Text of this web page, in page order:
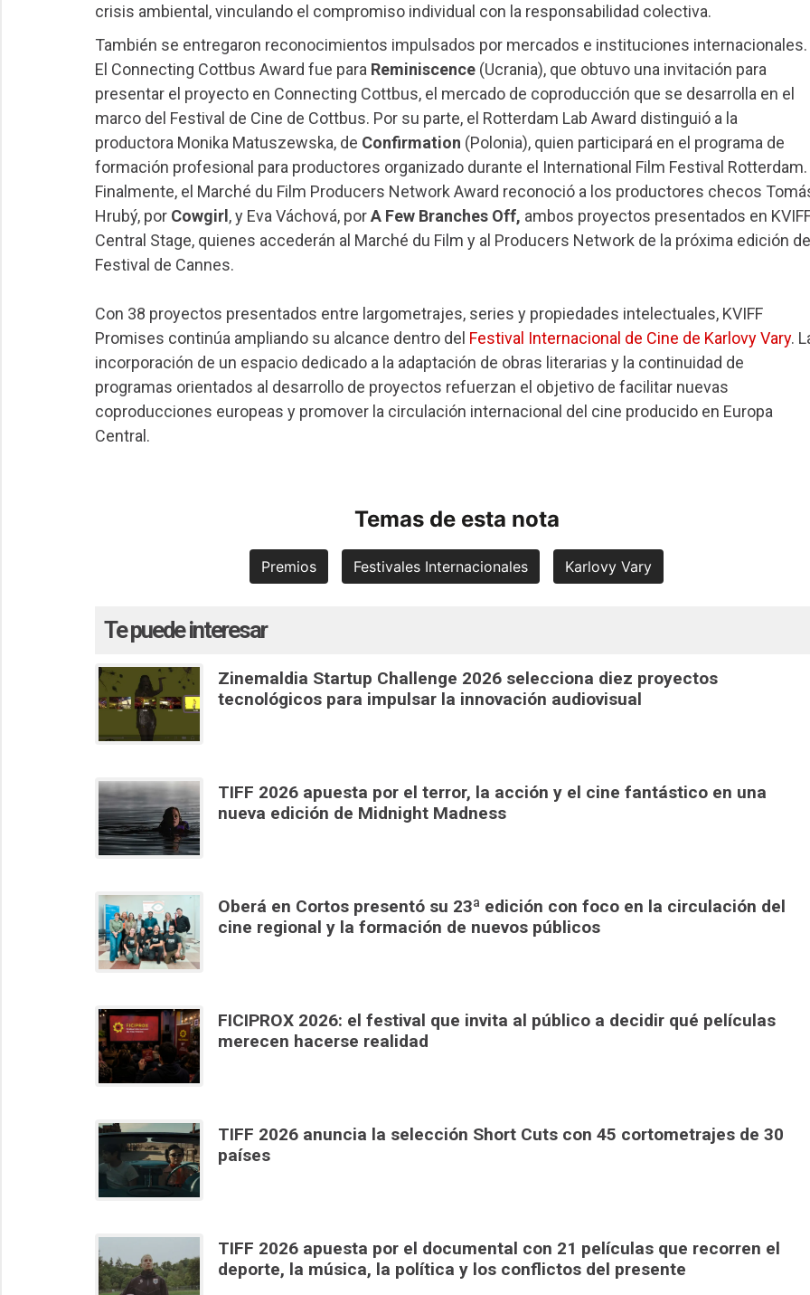
crisis ambiental, vinculando el compromiso individual con la responsabilidad colectiva.
También se entregaron reconocimientos impulsados por mercados e instituciones internacionales.
El Connecting Cottbus Award fue para Reminiscence(Ucrania), que obtuvo una invitación para
presentar el proyecto en Connecting Cottbus, el mercado de coproducción que se desarrolla en el
marco del Festival de Cine de Cottbus. Por su parte, el Rotterdam Lab Award distinguió a la
productora Monika Matuszewska, de Confirmation (Polonia), quien participará en el programa de
formación profesional para productores organizado durante el International Film Festival Rotterdam.
Finalmente, el Marché du Film Producers Network Award reconoció a los productores checos
Hrubý, por Cowgirl , y Eva Váchová, porA Few Branches Off, ambos proyectos presentados en
Central Stage, quienes accederán al Marché du Film y al Producers Network de la próxima edición del
Festival de Cannes.
Con 38 proyectos presentados entre largometrajes, series y propiedades intelectuales, KVIFF
Promises continúa ampliando su alcance dentro del Festival Internacional de Cine de Karlovy Vary.
incorporación de un espacio dedicado a la adaptación de obras literarias y la continuidad de
programas orientados al desarrollo de proyectos refuerzan el objetivo de facilitar nuevas
coproducciones europeas y promover la circulación internacional del cine producido en Europa
Central.
Temas de esta nota
Premios Festivales Internacionales Karlovy Vary
Te puede interesar
Zinemaldia Startup Challenge 2026 selecciona diez proyectos
tecnológicos para impulsar la innovación audiovisual
TIFF 2026 apuesta por el terror, la acción y el cine fantástico en una
nueva edición de Midnight Madness
Oberá en Cortos presentó su 23ª edición con foco en la circulación del
cine regional y la formación de nuevos públicos
FICIPROX 2026: el festival que invita al público a decidir qué películas
merecen hacerse realidad
TIFF 2026 anuncia la selección Short Cuts con 45 cortometrajes de 30
países
TIFF 2026 apuesta por el documental con 21 películas que recorren el
deporte, la música, la política y los conflictos del presente